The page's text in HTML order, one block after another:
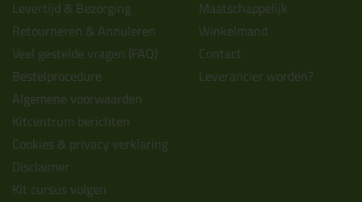
Levertijd & Bezorging
Retourneren & Annuleren
Veel gestelde vragen (FAQ)
Bestelprocedure
Algemene voorwaarden
Kitcentrum berichten
Cookies & privacy verklaring
Disclaimer
Kit cursus volgen
Maatschappelijk
Winkelmand
Contact
Leverancier worden?